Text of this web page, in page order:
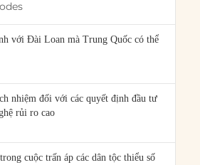
với Đài Loan mà Trung Quốc có thể
nhiệm đối với các quyết định đầu tư
rủi ro cao
cuộc trấn áp các dân tộc thiểu số